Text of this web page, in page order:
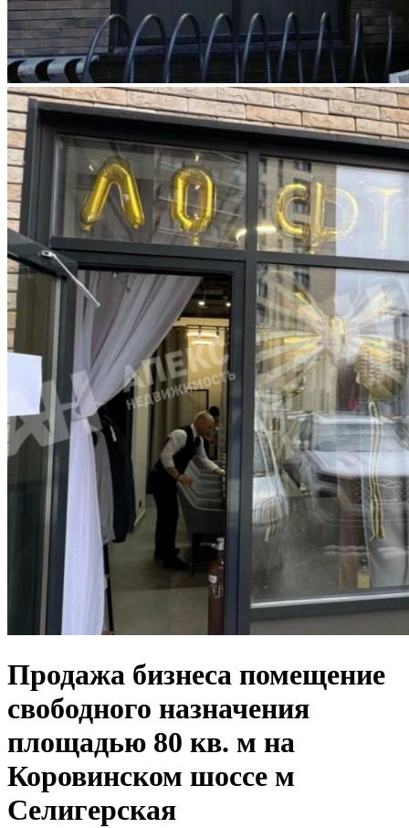
Продажа бизнеса помещение
свободного назначения
площадью 80 кв. м на
Коровинском шоссе м
Селигерская